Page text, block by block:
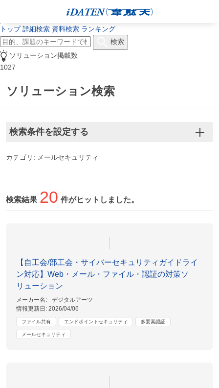
トップ 詳細検索 資料検索 ランキング
検索
ソリューション掲載数
1027
ソリューション検索
検索条件を設定する
カテゴリ: メールセキュリティ
検索結果 20 件がヒットしました。
【自工会/部工会・サイバーセキュリティガイドライ
ン対応】Web・メール・ファイル・認証の対策ソ
リューション
メーカー名:
デジタルアーツ
情報更新日:2026/04/06
ファイル共有 エンドポイントセキュリティ 多要素認証
メールセキュリティ